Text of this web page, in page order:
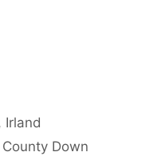
, Irland
Down